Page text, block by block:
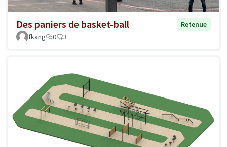
Des paniers de basket-ball
Retenue
fkang
0 3